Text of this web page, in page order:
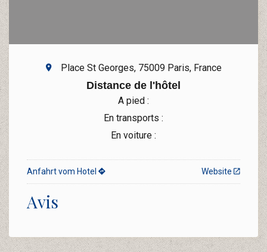
Place St Georges, 75009 Paris, France
Distance de l'hôtel
A pied :
En transports :
En voiture :
Website
Anfahrt vom Hotel
Avis